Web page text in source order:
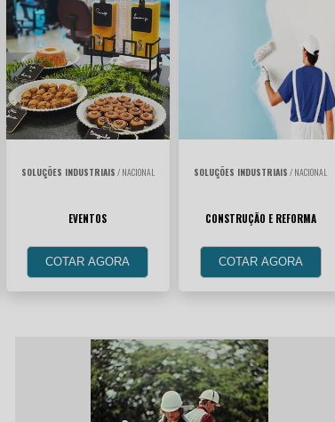
SOLUÇÕES INDUSTRIAIS / NACIONAL
EVENTOS
COTAR AGORA
SOLUÇÕES INDUSTRIAIS / NACIONAL
CONSTRUÇÃO E REFORMA
COTAR AGORA